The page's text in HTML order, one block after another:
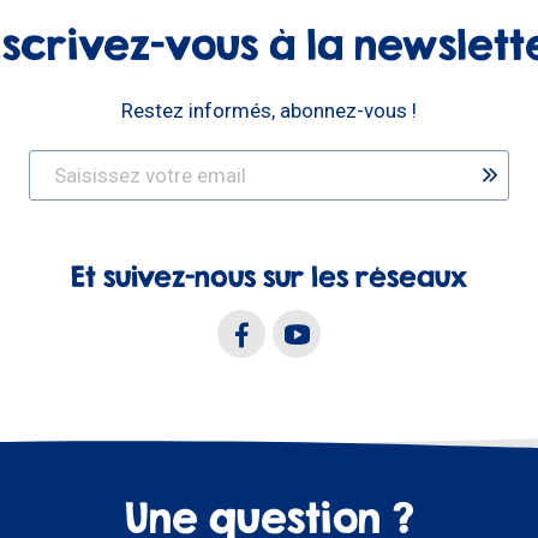
vous à la
Restez informés, abonnez-vous !
Et suivez-nous sur les réseaux
Une question ?